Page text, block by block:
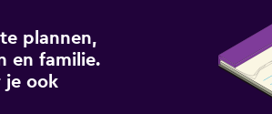
plannen,
en familie.
je ook